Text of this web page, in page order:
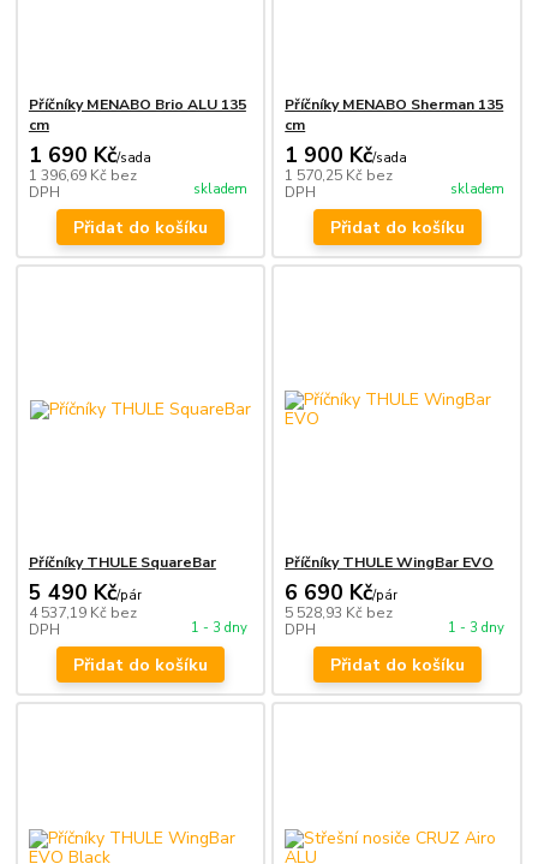
Příčníky MENABO Brio ALU 135
cm
1 690 Kč/sada
1 396,69 Kč bez
DPH
skladem
Přidat do košíku
Příčníky MENABO Sherman 135
cm
1 900 Kč/sada
1 570,25 Kč bez
DPH
skladem
Přidat do košíku
Příčníky THULE SquareBar
5 490 Kč/pár
4 537,19 Kč bez
DPH
1 - 3 dny
Přidat do košíku
Příčníky THULE WingBar EVO
6 690 Kč/pár
5 528,93 Kč bez
DPH
1 - 3 dny
Přidat do košíku